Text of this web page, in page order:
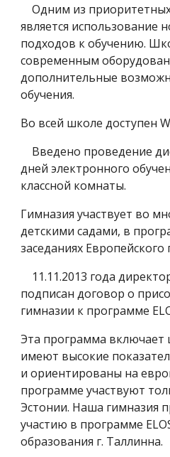
Одним из
является использование
подходов к обучению.
современным
дополнительные
обучения.
Во всей школе доступен
Введено проведение
дней электронного
классной комнаты.
Гимназия участвует во
детскими садами, в
заседаниях Европейского
11.11.2013 года
подписан договор о
гимназии к программе
Эта программа
имеют высокие
и ориентированы на
программе участвуют
Эстонии. Наша гимназия
участию в программе
образования г. Таллинна.